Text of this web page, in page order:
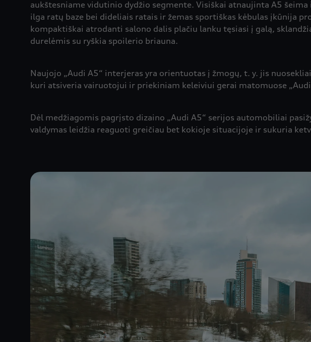
aukštesniame vidutinio dydžio segmente. Visiškai atnaujinta A5
ilga ratų baze bei dideliais ratais ir žemas sportiškas kėbulas įkūnija
kompaktiškai atrodanti salono dalis plačiu lanku tęsiasi į galą,
durelėmis su ryškia spoilerio briauna.
Naujojo „Audi A5“ interjeras yra orientuotas į žmogų, t. y. jis
kuri atsiveria vairuotojui ir priekiniam keleiviui gerai matomuose
Dėl medžiagomis pagrįsto dizaino „Audi A5“ serijos automobiliai
valdymas leidžia reaguoti greičiau bet kokioje situacijoje ir sukuria